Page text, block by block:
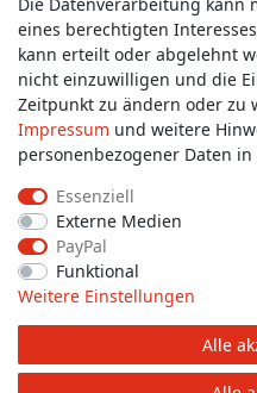
Schreiben Sie
Impressum
Widerrufs­recht
© Copyright 2026
eines berechtigten
kann erteilt oder abgelehnt
nicht einzuwilligen und die
Zeitpunkt zu ändern oder zu
Impressum und weitere
personenbezogener Daten
Essenziell
Externe Medien
PayPal
Funktional
Weitere Einstellungen
Alle